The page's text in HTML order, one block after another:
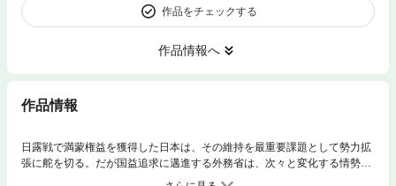
作品をチェックする
作品情報へ
作品情報
日露戦で満蒙権益を獲得した日本は、その維持を最重要課題として勢力拡
張に舵を切る。だが国益追求に邁進する外務省は、次々と変化する情勢の
中で誤算を重ね、窮地を打開するため無謀な秩序構想を練り上げていく。